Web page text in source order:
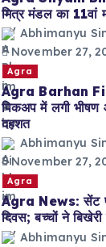
मित्र मंडल का 11वां
Abhimanyu
November 27,
Agra
Agra Barhan
पिकअप में लगी
दहशत
Abhimanyu
November 27,
Agra
Agra News: सेंट
दिवस; बच्चों ने बिखेरी
Abhimanyu